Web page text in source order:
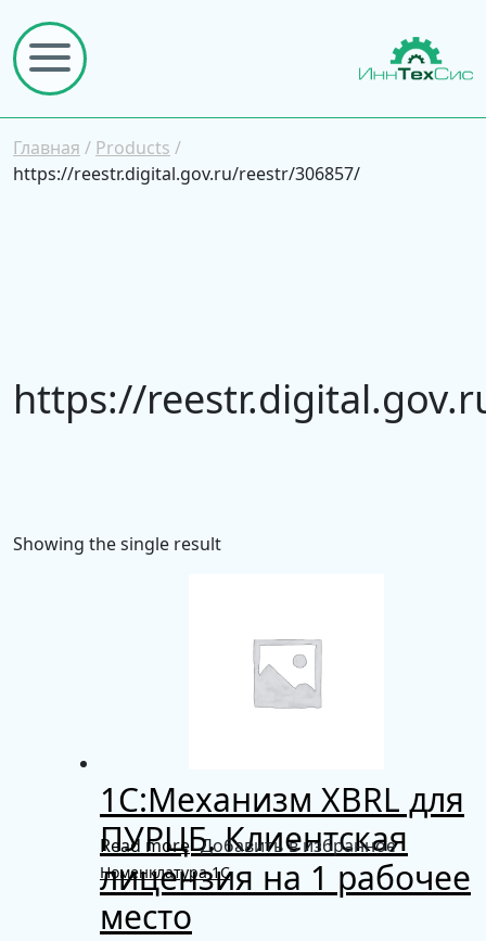
Главная / Products /
https://reestr.digital.gov.ru/reestr/306857/
https://
Showing the single result
1С:Механизм XBRL для
ПУРЦБ. Клиентская
лицензия на 1 рабочее
место
Read more Добавить в избранное
Номенклатура 1С